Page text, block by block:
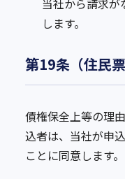
当社から請求が
します。
第19条（住民
債権保全上等の理
込者は、当社が申
ことに同意します。